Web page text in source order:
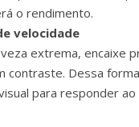
o rendimento.
velocidade
extrema, encaixe
contraste. Dessa
para responder